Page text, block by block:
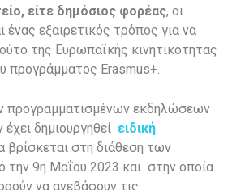
είτε δημόσιος φορέας, οι
ένας εξαιρετικός τρόπος για να
της Ευρωπαϊκής κινητικότητας
προγράμματος Erasmus+.
προγραμματισμένων εκδηλώσεων
δημιουργηθεί ειδική
βρίσκεται στη διάθεση των
την 9η Μαΐου 2023 και στην οποία
να ανεβάσουν τις